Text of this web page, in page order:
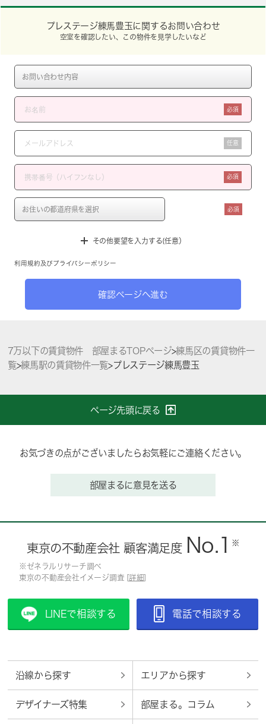
プレステージ練馬豊玉に関するお問い合わせ
空室を確認したい、この物件を見学したいなど
必須
任意
必須
必須
その他要望を入力する(任意）
利用規約 及び プライバシーポリシー
確認ページへ進む
7万以下の賃貸物件 部屋まるTOPページ>練馬区の賃貸物件一
覧>練馬駅の賃貸物件一覧>プレステージ練馬豊玉
ページ先頭に戻る
お気づきの点がございましたらお気軽にご連絡ください。
部屋まるに意見を送る
東京の不動産会社 顧客満足度 No.1 ※
※ゼネラルリサーチ調べ
東京の不動産会社イメージ調査 [ 詳細
LINEで相談する 電話で相談する
沿線から探す エリアから探す
デザイナーズ特集 部屋まる。コラム